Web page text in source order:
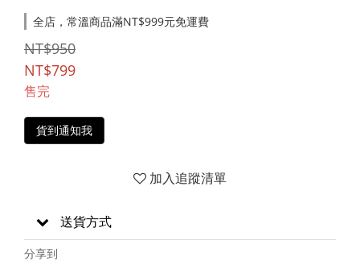
全店，常溫商品滿NT$999元免運費
NT$950
NT$799
售完
貨到通知我
加入追蹤清單
送貨方式
分享到